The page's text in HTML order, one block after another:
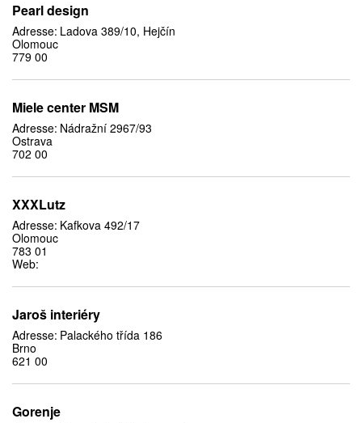
Pearl design
Adresse: Ladova 389/10, Hejčín
Olomouc
779 00
Miele center MSM
Adresse: Nádražní 2967/93
Ostrava
702 00
XXXLutz
Adresse: Kafkova 492/17
Olomouc
783 01
Web:
Jaroš interiéry
Adresse: Palackého třída 186
Brno
621 00
Gorenje